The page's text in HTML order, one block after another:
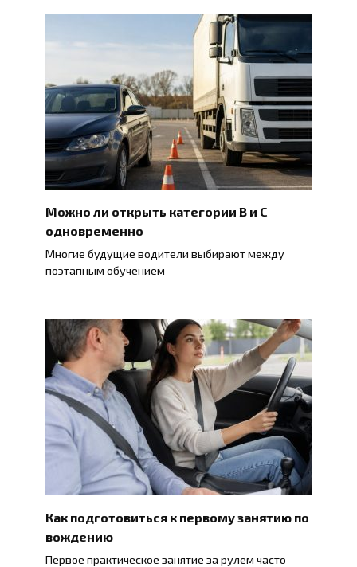
Можно ли открыть категории B и C
одновременно
Многие будущие водители выбирают между
поэтапным обучением
Как подготовиться к первому занятию по
вождению
Первое практическое занятие за рулем часто